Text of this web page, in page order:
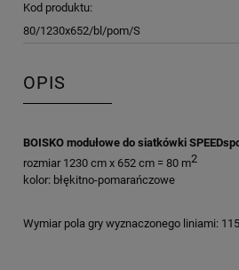
Kod produktu:
80/1230x652/bl/pom/S
OPIS
BOISKO modułowe do siatkówki
rozmiar 1230 cm x 652 cm = 80 m2
kolor: błękitno-pomarańczowe
Wymiar pola gry wyznaczonego liniami: